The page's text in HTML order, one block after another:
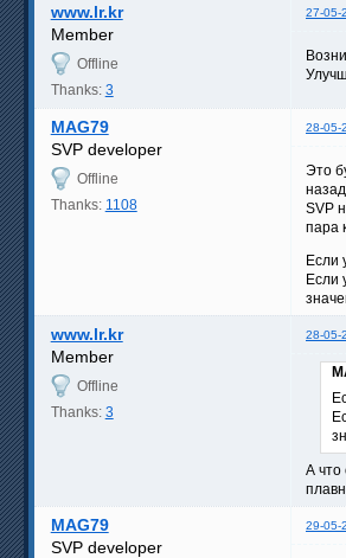
www.lr.kr 27-05-
Member
Offline
Thanks: 3
MAG79 28-05-
SVP developer
Offline
Thanks: 1108
Это
SVP
пара
Если
Если
www.lr.kr 28-05-
Member
Offline
Thanks: 3
А что
MAG79 29-05-
SVP developer